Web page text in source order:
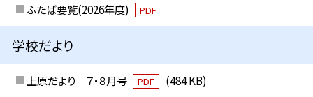
ふたば要覧(2026年度)
PDF
学校だより
上原だより ７・８月号 PDF
(484 KB)